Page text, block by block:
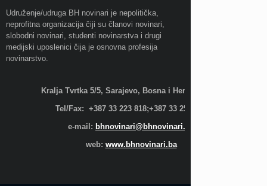
Udruženje/udruga BH novinari je nepolitička,
neprofitna organizacija čiji su članovi novinari,
slobodni novinari, studenti novinarstva i drugi
medijski uposlenici čija je osnovna profesija
novinarstvo.
Kralja Tvrtka 5/5, Sarajevo, Bosna i Hercegovina;
Tel/Fax: +387 33 223 818;+387 33 255 600
e-mail: bhnovinari@bhnovinari.ba
web: www.bhnovinari.ba